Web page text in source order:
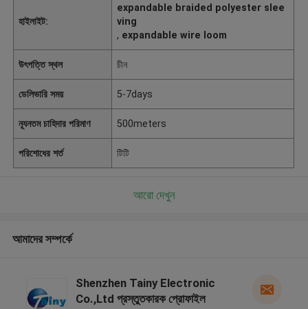
হাইলাইট:
expandable braided polyester slee
ving
, expandable wire loom
উৎপত্তি স্থল চীন
ডেলিভারি সময় 5-7days
ন্যূনতম চাহিদার পরিমাণ 500meters
পরিশোধের শর্ত টিটি
আরো দেখুন
আমাদের সম্পর্কে
Shenzhen Tainy Electronic
Co.,Ltd প্রস্তুতকারক প্রোফাইল